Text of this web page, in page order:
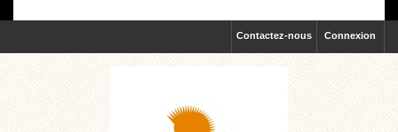
Connexion
Contactez-nous